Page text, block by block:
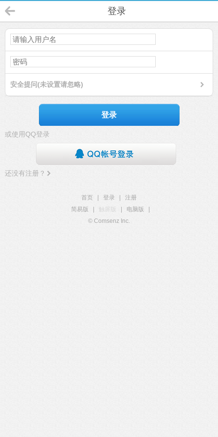
登录
安全提问(未设置请忽略)
登录
或使用QQ登录
还没有注册？
首页 登录
注册
简易版
触屏版 电脑版
© Comsenz Inc.